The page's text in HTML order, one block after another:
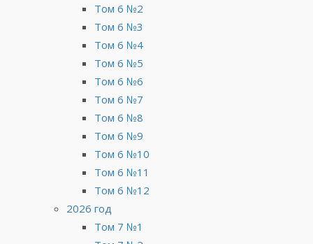
Том 6 №2
Том 6 №3
Том 6 №4
Том 6 №5
Том 6 №6
Том 6 №7
Том 6 №8
Том 6 №9
Том 6 №10
Том 6 №11
Том 6 №12
2026 год
Том 7 №1